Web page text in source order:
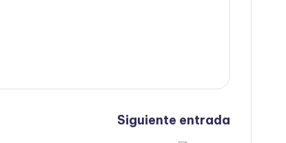
Siguiente entrada